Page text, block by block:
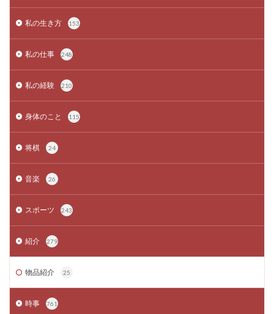
私の生き方 153
私の仕事 248
私の経験 210
身体のこと 115
将棋 24
音楽 26
スポーツ 243
紹介 279
物品紹介 25
時事 761